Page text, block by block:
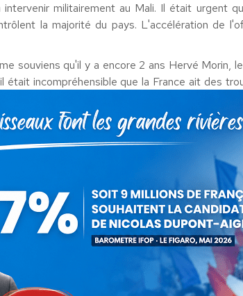
militairement au Mali. Il était urgent
la majorité du pays. L'accélération de
souviens qu'il y a encore 2 ans Hervé Morin,
incompréhensible que la France ait des
dans le pays. La politique étrangère de la
juste regretter que le Président de la
Temple (le délégué national de DLR chargé
l'avancée des troupes islamistes.
dans un terrain d'opération difficile.